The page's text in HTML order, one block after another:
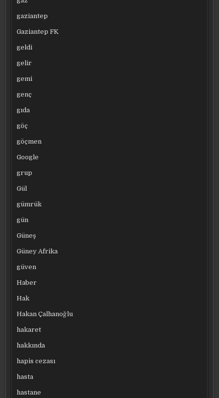
gaziantep
Gaziantep FK
geldi
gelir
gemi
genç
gıda
göç
göçmen
Google
grup
Gül
gümrük
gün
Güneş
Güney Afrika
güven
Haber
Hak
Hakan Çalhanoğlu
hakaret
hakkında
hapis cezası
hasta
hastane